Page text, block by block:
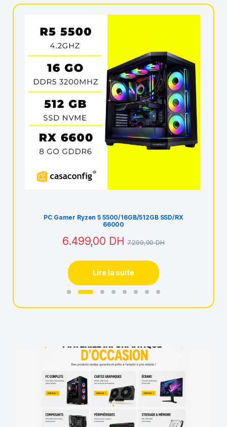
PC Gamer Ryzen 5 5500/16GB/512GB SSD/RX
66000
6.499,00 DH 7.299,00DH
Lire la suite
.